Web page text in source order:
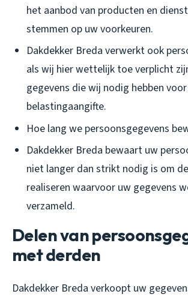
het aanbod van producten en
stemmen op uw voorkeuren.
Dakdekker Breda verwerkt ook
als wij hier wettelijk toe verplicht
gegevens die wij nodig hebben
belastingaangifte.
Hoe lang we persoonsgegevens
Dakdekker Breda bewaart uw
niet langer dan strikt nodig is om
realiseren waarvoor uw gegevens
verzameld.
Delen van
met derden
Dakdekker Breda verkoopt uw